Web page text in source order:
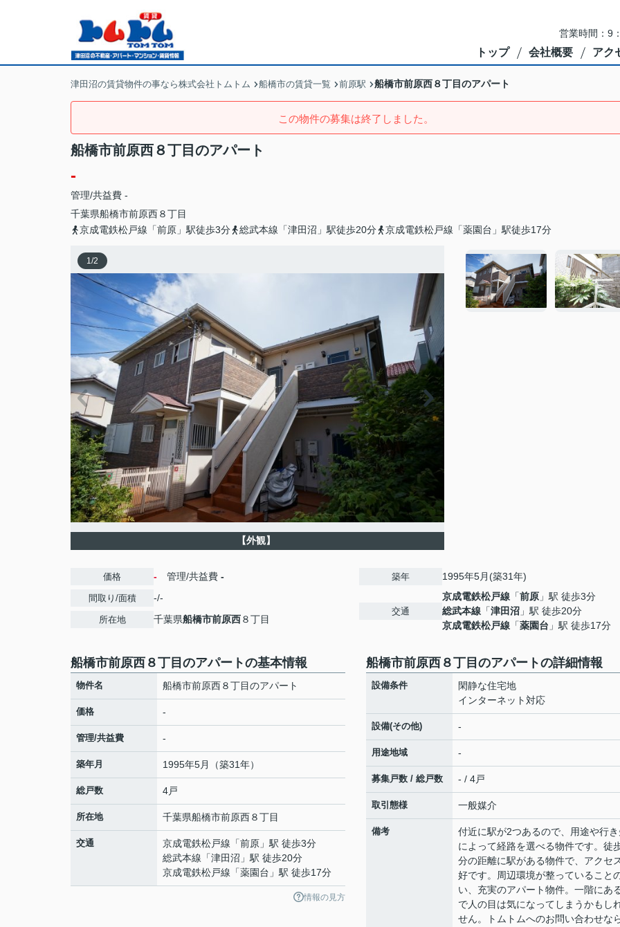
営業時間：9
トップ 会社概要 アク
津田沼の賃貸物件の事なら株式会社トムトム 船橋市の賃貸一覧 前原駅 船橋市前原西８丁目のアパート
この物件の募集は終了しました。
船橋市前原西８丁目のアパート
-
管理/共益費 -
千葉県船橋市前原西８丁目
京成電鉄松戸線「前原」駅徒歩3分
総武本線「津田沼」駅徒歩20分 京成電鉄松戸線「薬園台」駅徒歩17分
1/2
【外観】
価格 - 管理/共益費 -
間取り/面積 -/-
所在地 千葉県船橋市前原西８丁目
築年 1995年5月(築31年)
交通
京成電鉄松戸線 「前原 」駅 徒歩3分
総武本線 「津田沼 」駅 徒歩20分
京成電鉄松戸線 「薬園台 」駅 徒歩17分
船橋市前原西８丁目のアパートの基本情報
物件名 船橋市前原西８丁目のアパート
価格 -
管理/共益費 -
築年月 1995年5月（築31年）
総戸数 4戸
所在地 千葉県船橋市前原西８丁目
交通 京成電鉄松戸線 「前原 」駅 徒歩3分
総武本線 「津田沼 」駅 徒歩20分
京成電鉄松戸線 「薬園台 」駅 徒歩17分
情報の見方
船橋市前原西８丁目のアパートの詳細情報
設備条件
閑静な住宅地
インターネット対応
設備(その他) -
用途地域 -
募集戸数 / 総戸数 - / 4戸
取引態様 一般媒介
備考
付近に駅が2つあるので、用途や行
によって経路を選べる物件です。徒
分の距離に駅がある物件で、アクセ
好です。周辺環境が整っていること
い、充実のアパート物件。一階にあ
で人の目は気になってしまうかもし
せん。トムトムへのお問い合わせな